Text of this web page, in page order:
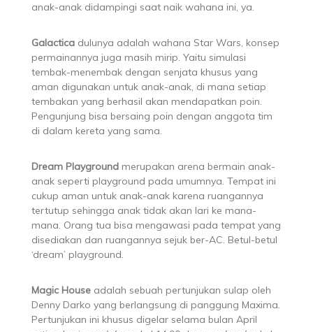
anak-anak didampingi saat naik wahana ini, ya.
Galacticadulunya adalah wahana Star Wars, konsep
permainannya juga masih mirip. Yaitu simulasi
tembak-menembak dengan senjata khusus yang
aman digunakan untuk anak-anak, di mana setiap
tembakan yang berhasil akan mendapatkan poin.
Pengunjung bisa bersaing poin dengan anggota tim
di dalam kereta yang sama.
Dream Playgroundmerupakan arena bermain anak-
anak seperti playground pada umumnya. Tempat ini
cukup aman untuk anak-anak karena ruangannya
tertutup sehingga anak tidak akan lari ke mana-
mana. Orang tua bisa mengawasi pada tempat yang
disediakan dan ruangannya sejuk ber-AC. Betul-betul
‘dream’ playground.
Magic Houseadalah sebuah pertunjukan sulap oleh
Denny Darko yang berlangsung di panggung Maxima.
Pertunjukan ini khusus digelar selama bulan April